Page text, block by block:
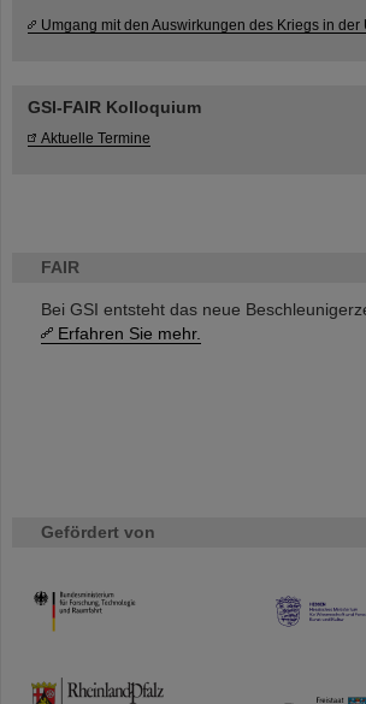
FAIR
Bei GSI entsteht das neue
Erfahren Sie mehr.
Gefördert von
HMWK
TMWWDG
Umgang mit den Auswirkungen des Kriegs in der
GSI-FAIR Kolloquium
Aktuelle Termine